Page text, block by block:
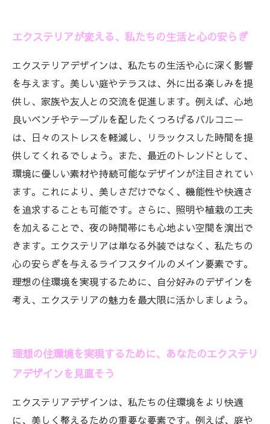
エクステリアが変える、私たちの生活と心の安らぎ
エクステリアデザインは、私たちの生活や心に深く影響
を与えます。美しい庭やテラスは、外に出る楽しみを提
供し、家族や友人との交流を促進します。例えば、心地
良いベンチやテーブルを配したくつろげるバルコニー
は、日々のストレスを軽減し、リラックスした時間を提
供してくれるでしょう。また、最近のトレンドとして、
環境に優しい素材や持続可能なデザインが注目されてい
ます。これにより、美しさだけでなく、機能性や快適さ
を追求することも可能です。さらに、照明や植栽の工夫
を加えることで、夜の時間帯にも心地よい空間を演出で
きます。エクステリアは単なる外装ではなく、私たちの
心の安らぎを与えるライフスタイルのメイン要素です。
理想の住環境を実現するために、自分好みのデザインを
考え、エクステリアの魅力を最大限に活かしましょう。
理想の住環境を実現するために、あなたのエクステリ
アデザインを見直そう
エクステリアデザインは、私たちの住環境をより快適
に、美しく整えるための重要な要素です。例えば、庭や